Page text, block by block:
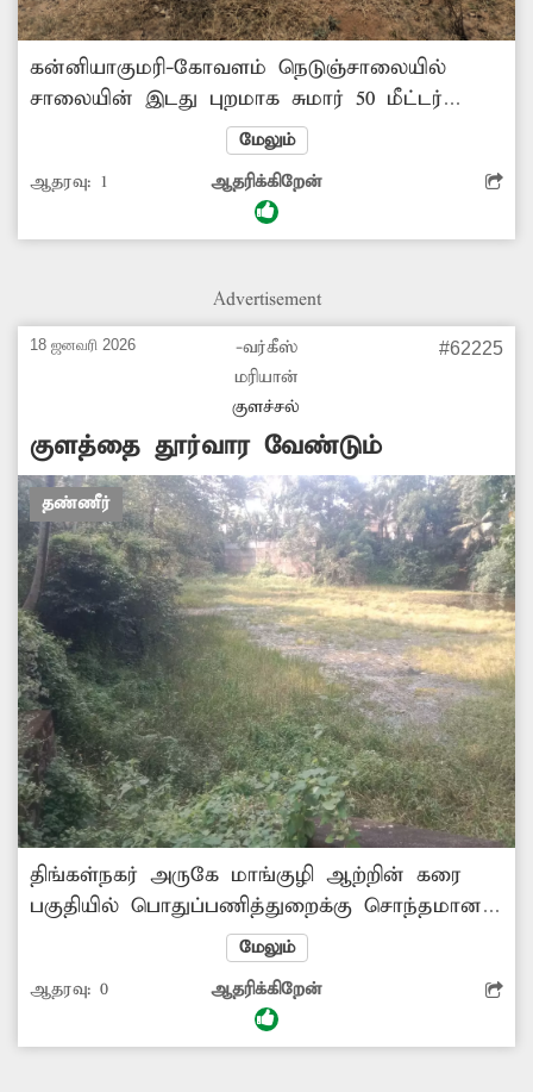
கன்னியாகுமரி-கோவளம் நெடுஞ்சாலையில்
சாலையின் இடது புறமாக சுமார் 50 மீட்டர்
தூரத்தில் உபயோகமில்லாத ஒரு மேல்நிலை
நீர்த்தேக்கத்தொட்டி உள்ளது. இந்த தொட்டியின்
நான்கு தூண்களும் மிகவும் சேதமடைந்த
பாதுகாப்பற்ற நிலையில் காணப்படுகிறது.
எனவே, அதிகாரிகள் அந்த நீர்தேக்க
தொட்டியை இடித்து அகற்றிட நடவடிக்கை
எடுக்க வேண்டும். -ராம்தாஸ், சந்தையடி.
மேலும்
ஆதரவு: 1 ஆதரிக்கிறேன்
Advertisement
18 ஜனவரி 2026
-வர்கீஸ்
மரியான்
குளச்சல்
#62225
குளத்தை தூர்வார வேண்டும்
தண்ணீர்
திங்கள்நகர் அருகே மாங்குழி ஆற்றின் கரை
பகுதியில் பொதுப்பணித்துறைக்கு சொந்தமான
ஏமான் குளம் உள்ளது. இந்த குளத்து
தண்ணீரை அப்பகுதியில் உள்ள மக்கள்
குளிப்பதற்கு பயன்படுத்தி வந்தனர். மேலும்,
குளத்தை சுற்றியுள்ள ஏராளமான
மேலும்
ஆதரவு: 0 ஆதரிக்கிறேன்